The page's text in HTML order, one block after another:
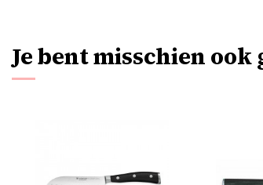
Je bent misschien